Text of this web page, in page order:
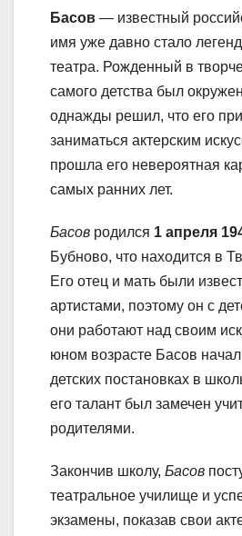
Басов — известный
имя уже давно стало
театра. Рожденный в
самого детства был
однажды решил, что его
заниматься актерским
прошла его невероятная
самых ранних лет.
Басов родился 1 апреля
Бубново, что находится в
Его отец и мать были
артистами, поэтому он с
они работают над своим
юном возрасте Басов начал
детских постановках в
его талант был замечен
родителями.
Закончив школу, Басов
театральное училище и
экзамены, показав свои